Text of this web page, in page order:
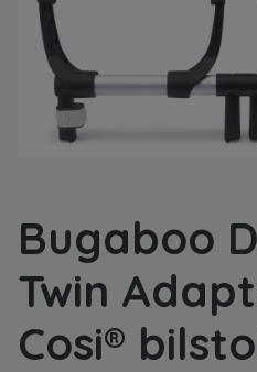
Bugaboo
Twin
Cosi®